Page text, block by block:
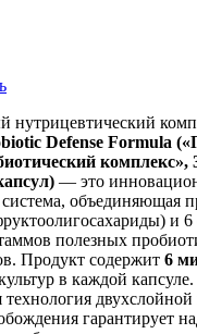
нутрицевтический
Defense Formula
комплекс»,
— это
объединяющая
и 6
полезных
Продукт содержит 6
в каждой
технология
гарантирует